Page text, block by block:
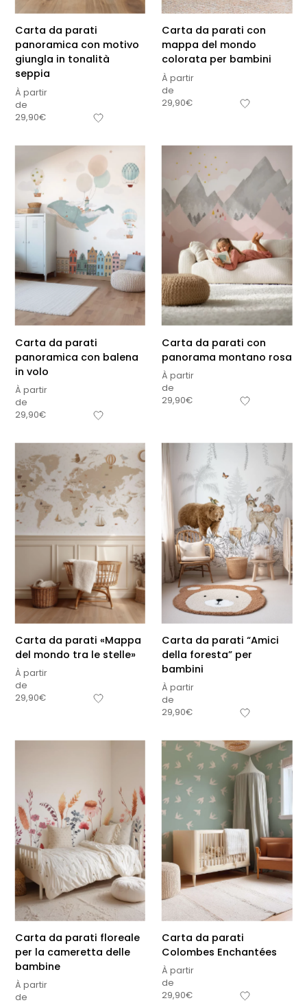
Carta da parati
panoramica con motivo
giungla in tonalità
seppia
À partir
de
29,90€
Carta da parati con
mappa del mondo
colorata per bambini
À partir
de
29,90€
Carta da parati
panoramica con balena
in volo
À partir
de
29,90€
Carta da parati con
panorama montano rosa
À partir
de
29,90€
Carta da parati «Mappa
del mondo tra le stelle»
À partir
de
29,90€
Carta da parati “Amici
della foresta” per
bambini
À partir
de
29,90€
Carta da parati floreale
per la cameretta delle
bambine
À partir
de
Carta da parati
Colombes Enchantées
À partir
de
29,90€